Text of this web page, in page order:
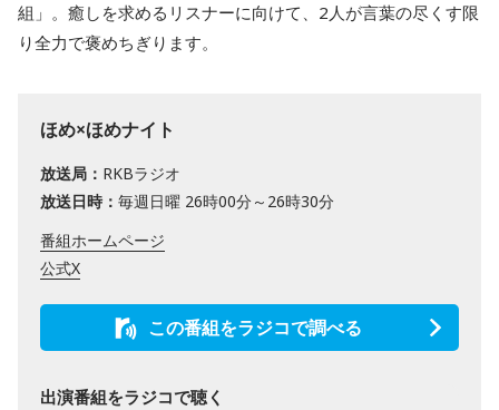
組」。癒しを求めるリスナーに向けて、2人が言葉の尽くす限
り全力で褒めちぎります。
ほめ×ほめナイト
放送局： RKBラジオ
放送日時： 毎週日曜 26時00分～26時30分
番組ホームページ
公式X
この番組をラジコで調べる
出演番組をラジコで聴く